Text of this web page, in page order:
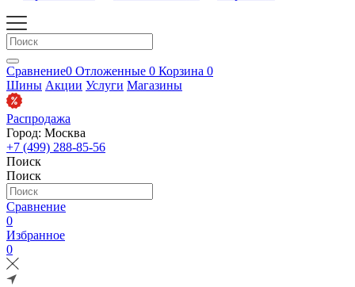
Сравнение0 Отложенные 0 Корзина 0
Шины Акции Услуги Магазины
Распродажа
Город: Москва
+7 (499) 288-85-56
Поиск
Поиск
Сравнение
0
Избранное
0